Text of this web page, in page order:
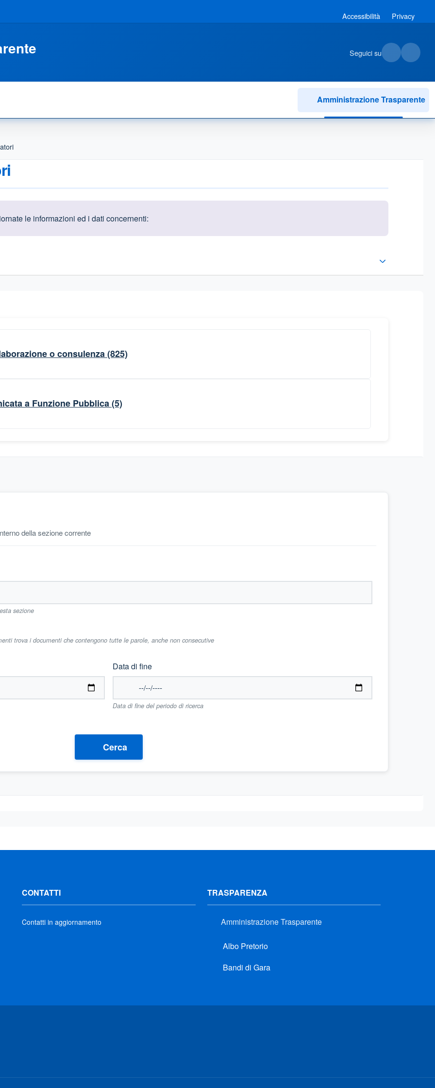
Accessibilità Privacy
Seguici su
Amministrazione Trasparente
le informazioni ed i dati concernenti:
o consulenza(825)
a Funzione Pubblica(5)
della sezione corrente
sezione
trova i documenti che contengono tutte le parole, anche non consecutive
Data di fine
Data di fine del periodo di ricerca
Cerca
CONTATTI
Contatti in aggiornamento
TRASPARENZA
Amministrazione Trasparente
Albo Pretorio
Bandi di Gara